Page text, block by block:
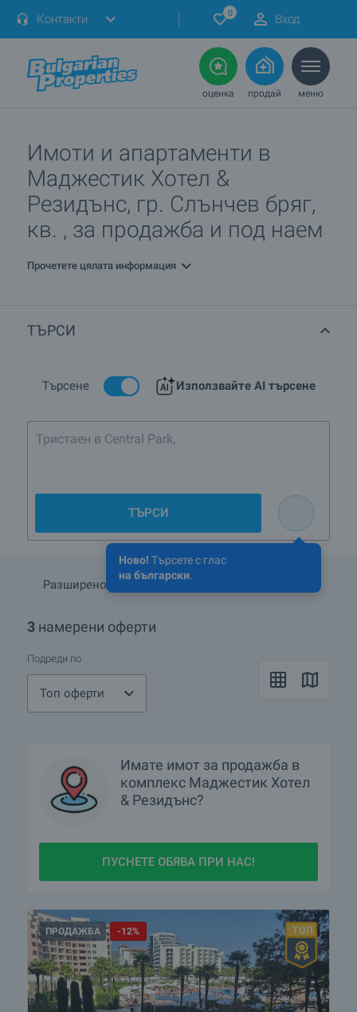
Контакти 0 Вход
оценка продай меню
Имоти и апартаменти в
Маджестик Хотел &
Резидънс, гр. Слънчев бряг,
кв. , за продажба и под наем
Прочетете цялата информация
ТЪРСИ
Търсене Използвайте AI търсене
Ново! Търсете с глас
на български.
Тристаен в Central Park, София до 5
ТЪРСИ
Разширено търсене
3 намерени оферти
Подреди по
Топ оферти
Имате имот за продажба в
комплекс Маджестик Хотел
& Резидънс?
ПУСНЕТЕ ОБЯВА ПРИ НАС!
ПРОДАЖБА -12%